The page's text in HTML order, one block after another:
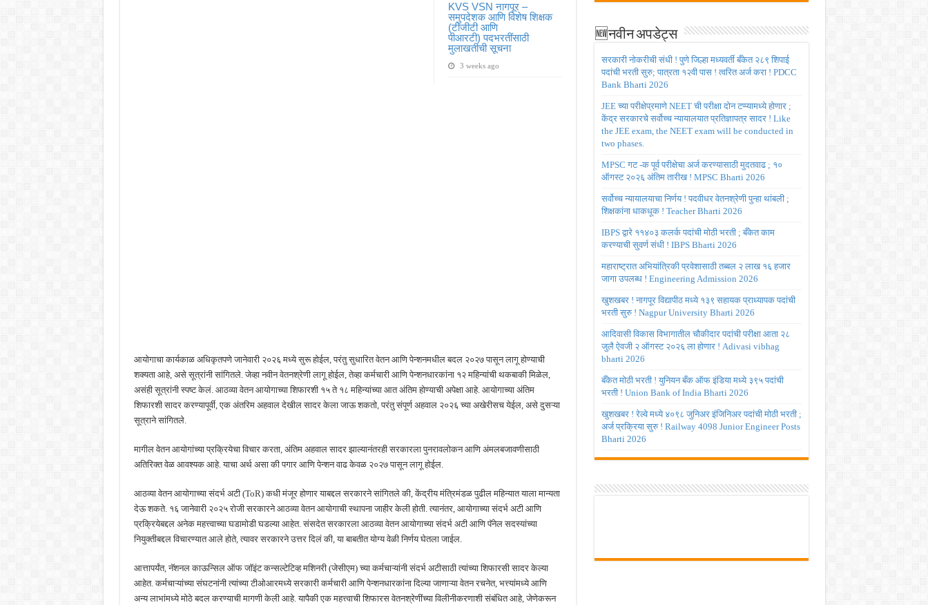
KVS VSN नागपूर –
समुपदेशक आणि विशेष शिक्षक
(टीजीटी आणि
पीआरटी) पदभरतींसाठी
मुलाखतीची सूचना
3 weeks ago
आयोगाचा कार्यकाळ अधिकृतपणे जानेवारी २०२६ मध्ये सुरू होईल, परंतु सुधारित वेतन आणि पेन्शनमधील बदल २०२७ पासून लागू होण्याची
शक्यता आहे, असे सूत्रांनी सांगितले. जेव्हा नवीन वेतनश्रेणी लागू होईल, तेव्हा कर्मचारी आणि पेन्शनधारकांना १२ महिन्यांची थकबाकी मिळेल,
असंही सूत्रांनी स्पष्ट केलं. आठव्या वेतन आयोगाच्या शिफारशी १५ ते १८ महिन्यांच्या आत अंतिम होण्याची अपेक्षा आहे. आयोगाच्या अंतिम
शिफारशी सादर करण्यापूर्वी, एक अंतरिम अहवाल देखील सादर केला जाऊ शकतो, परंतु संपूर्ण अहवाल २०२६ च्या अखेरीसच येईल, असे दुसऱ्या
सूत्राने सांगितले.
मागील वेतन आयोगांच्या प्रक्रियेचा विचार करता, अंतिम अहवाल सादर झाल्यानंतरही सरकारला पुनरावलोकन आणि अंमलबजावणीसाठी
अतिरिक्त वेळ आवश्यक आहे. याचा अर्थ असा की पगार आणि पेन्शन वाढ केवळ २०२७ पासून लागू होईल.
आठव्या वेतन आयोगाच्या संदर्भ अटी (ToR) कधी मंजूर होणार याबद्दल सरकारने सांगितले की, केंद्रीय मंत्रिमंडळ पुढील महिन्यात याला मान्यता
देऊ शकते. १६ जानेवारी २०२५ रोजी सरकारने आठव्या वेतन आयोगाची स्थापना जाहीर केली होती. त्यानंतर, आयोगाच्या संदर्भ अटी आणि
प्रक्रियेबद्दल अनेक महत्त्वाच्या घडामोडी घडल्या आहेत. संसदेत सरकारला आठव्या वेतन आयोगाच्या संदर्भ अटी आणि पॅनेल सदस्यांच्या
नियुक्तीबद्दल विचारण्यात आले होते, त्यावर सरकारने उत्तर दिलं की, या बाबतीत योग्य वेळी निर्णय घेतला जाईल.
आत्तापर्यंत, नॅशनल काऊन्सिल ऑफ जॉइंट कन्सल्टेटिव्ह मशिनरी (जेसीएम) च्या कर्मचाऱ्यांनी संदर्भ अटीसाठी त्यांच्या शिफारसी सादर केल्या
आहेत. कर्मचाऱ्यांच्या संघटनांनी त्यांच्या टीओआरमध्ये सरकारी कर्मचारी आणि पेन्शनधारकांना दिल्या जाणाऱ्या वेतन रचनेत, भत्त्यांमध्ये आणि
अन्य लाभांमध्ये मोठे बदल करण्याची मागणी केली आहे. यापैकी एक महत्त्वाची शिफारस वेतनश्रेणींच्या विलीनीकरणाशी संबंधित आहे, जेणेकरून
🆕नवीन अपडेट्स
सरकारी नोकरीची संधी ! पुणे जिल्हा मध्यवर्ती बँकेत २८९ शिपाई
पदांची भरती सुरु; पात्रता १२वी पास ! त्वरित अर्ज करा ! PDCC
Bank Bharti 2026
JEE च्या परीक्षेप्रमाणे NEET ची परीक्षा दोन टप्प्यामध्ये होणार ;
केंद्र सरकारचे सर्वोच्च न्यायालयात प्रतिज्ञापत्र सादर ! Like
the JEE exam, the NEET exam will be conducted in
two phases.
MPSC गट -क पूर्व परीक्षेचा अर्ज करण्यासाठी मुदतवाढ ; १०
ऑगस्ट २०२६ अंतिम तारीख ! MPSC Bharti 2026
सर्वोच्च न्यायालयाचा निर्णय ! पदवीधर वेतनश्रेणी पुन्हा थांबली ;
शिक्षकांना धाकधूक ! Teacher Bharti 2026
IBPS द्वारे ११४०३ कलर्क पदांची मोठी भरती ; बँकेत काम
करण्याची सुवर्ण संधी ! IBPS Bharti 2026
महाराष्ट्रात अभियांत्रिकी प्रवेशासाठी तब्बल २ लाख १६ हजार
जागा उपलब्ध ! Engineering Admission 2026
खुशखबर ! नागपूर विद्यापीठ मध्ये १३९ सहायक प्राध्यापक पदांची
भरती सुरु ! Nagpur University Bharti 2026
आदिवासी विकास विभागातील चौकीदार पदांची परीक्षा आता २८
जुलै ऐवजी २ ऑगस्ट २०२६ ला होणार ! Adivasi vibhag
bharti 2026
बँकेत मोठी भरती ! युनियन बँक ऑफ इंडिया मध्ये ३९५ पदांची
भरती ! Union Bank of India Bharti 2026
खुशखबर ! रेल्वे मध्ये ४०९८ जुनिअर इंजिनिअर पदांची मोठी भरती ;
अर्ज प्रक्रिया सुरु ! Railway 4098 Junior Engineer Posts
Bharti 2026